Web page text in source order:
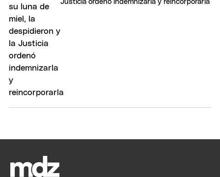
Justicia ordenó indemnizarla y reincorporarla